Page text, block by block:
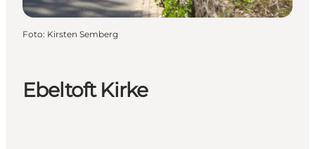
Ebeltoft Kirke
Foto: Kirsten Semberg